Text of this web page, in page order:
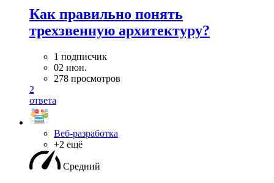
Как правильно понять
трехзвенную архитектуру?
1 подписчик
02 июн.
278 просмотров
2
ответа
Веб-разработка
+2 ещё
Средний